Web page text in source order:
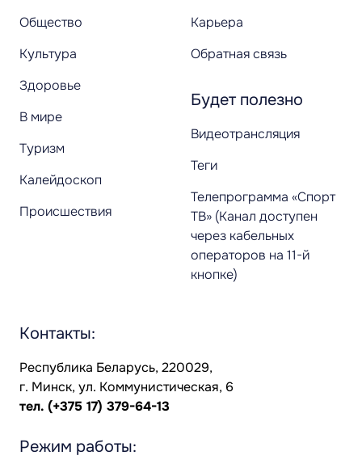
Общество
Культура
Здоровье
В мире
Туризм
Калейдоскоп
Происшествия
Карьера
Обратная связь
Будет полезно
Видеотрансляция
Теги
Телепрограмма «Спорт
ТВ» (Канал доступен
через кабельных
операторов на 11-й
кнопке)
Контакты:
Республика Беларусь, 220029,
г. Минск, ул. Коммунистическая, 6
тел. (+375 17) 379-64-13
Режим работы: